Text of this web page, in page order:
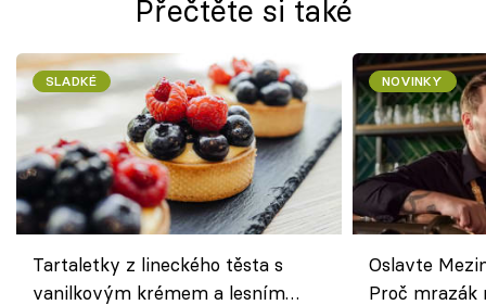
Přečtěte si také
SLADKÉ
Tartaletky z lineckého těsta s
vanilkovým krémem a lesním
NOVINKY
Oslavte
Proč